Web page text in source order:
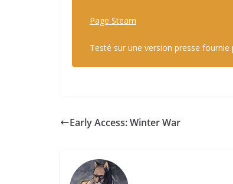
Page Steam
Testé sur une version presse fournie
Early Access: Winter War